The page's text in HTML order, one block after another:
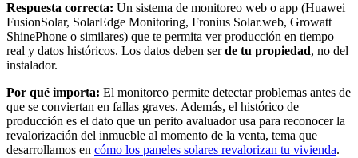
Respuesta correcta: Un sistema de monitoreo web o app (Huawei
FusionSolar, SolarEdge Monitoring, Fronius Solar.web, Growatt
ShinePhone o similares) que te permita ver producción en tiempo
real y datos históricos. Los datos deben serde tu propiedad, no del
instalador.
Por qué importa: El monitoreo permite detectar problemas antes de
que se conviertan en fallas graves. Además, el histórico de
producción es el dato que un perito avaluador usa para reconocer la
revalorización del inmueble al momento de la venta, tema que
desarrollamos en cómo los paneles solares revalorizan tu vivienda.